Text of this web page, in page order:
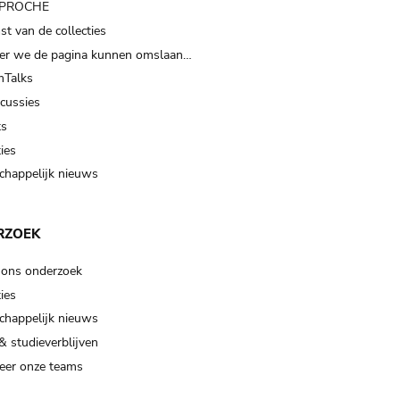
van de collecties
we de pagina kunnen omslaan…
nieuws
onderzoek
nieuws
studieverblijven
onze teams